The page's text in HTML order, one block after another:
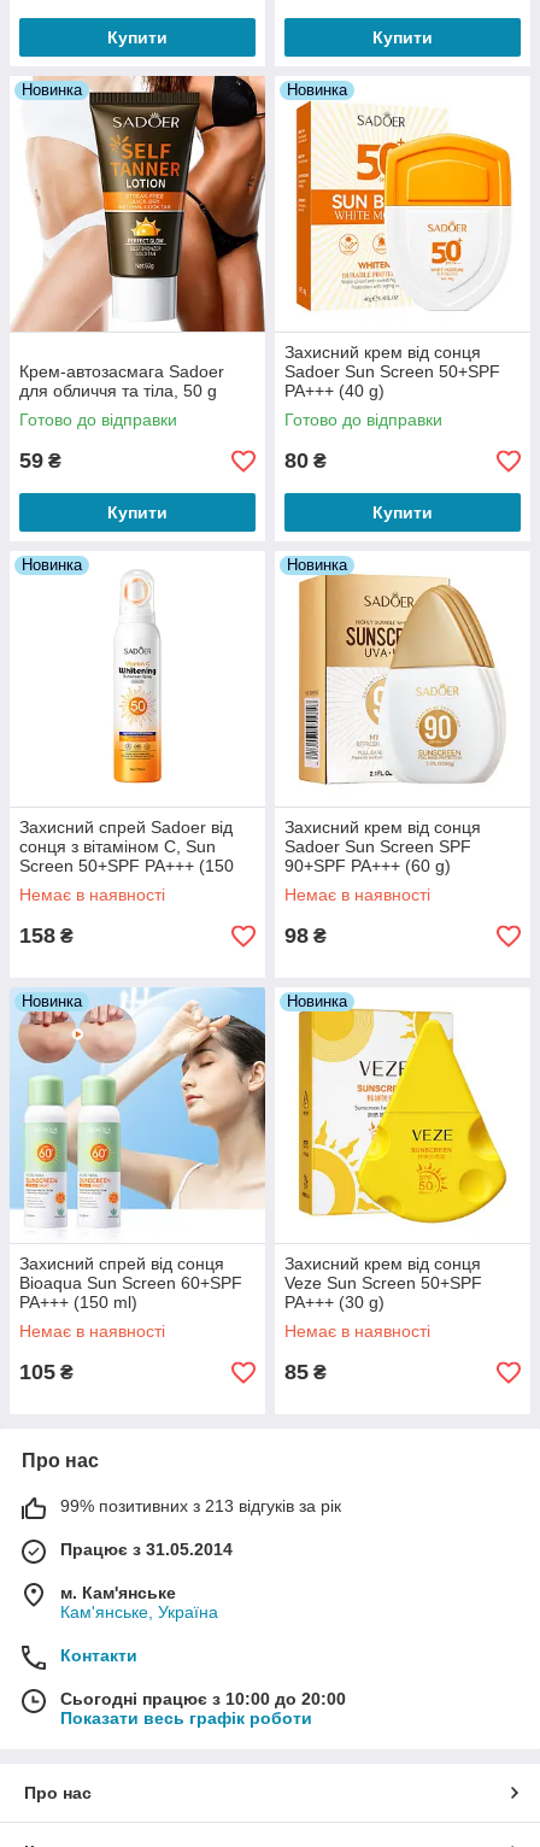
Купити Купити
Новинка
Крем-автозасмага Sadoer
для обличчя та тіла, 50 g
Готово до відправки
59 ₴
Купити
Новинка
Захисний крем від сонця
Sadoer Sun Screen 50+SPF
PA+++ (40 g)
Готово до відправки
80 ₴
Купити
Новинка
Захисний спрей Sadoer від
сонця з вітаміном С, Sun
Screen 50+SPF PA+++ (150
ml)
Немає в наявності
158 ₴
Новинка
Захисний крем від сонця
Sadoer Sun Screen SPF
90+SPF PA+++ (60 g)
Немає в наявності
98 ₴
Новинка
Захисний спрей від сонця
Bioaqua Sun Screen 60+SPF
PA+++ (150 ml)
Немає в наявності
105 ₴
Новинка
Захисний крем від сонця
Veze Sun Screen 50+SPF
PA+++ (30 g)
Немає в наявності
85 ₴
Про нас
99% позитивних з 213 відгуків за рік
Працює з 31.05.2014
м. Кам'янське
Кам'янське, Україна
Контакти
Сьогодні працює з 10:00 до 20:00
Показати весь графік роботи
Про нас